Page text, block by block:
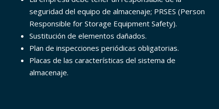
seguridad del equipo de almacenaje; PRSES (Person
Responsible for Storage Equipment Safety).
Sustitución de elementos dañados.
Plan de inspecciones periódicas obligatorias.
Placas de las características del sistema de
almacenaje.